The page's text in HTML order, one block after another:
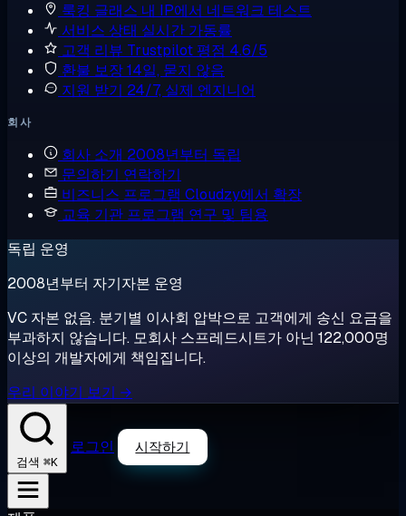
룩킹 글래스 내 IP에서 네트워크 테스트
서비스 상태 실시간 가동률
고객 리뷰 Trustpilot 평점 4.6/5
환불 보장14일, 묻지 않음
지원 받기 24/7, 실제 엔지니어
회사
회사 소개 2008년부터 독립
문의하기 연락하기
비즈니스 프로그램 Cloudzy에서 확장
교육 기관 프로그램 연구 및 팀용
독립 운영
2008년부터 자기자본 운영
VC 자본 없음. 분기별 이사회 압박으로 고객에게 송신 요금을
부과하지 않습니다. 모회사 스프레드시트가 아닌 122,000명
이상의 개발자에게 책임집니다.
우리 이야기 보기 →
검색 ⌘K
로그인 시작하기